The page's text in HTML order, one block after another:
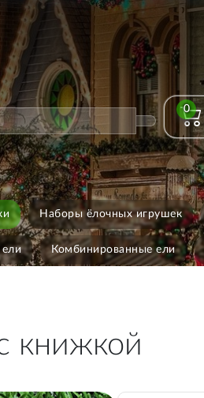
0
Наборы ёлочных игрушек
Комбинированные ели
книжкой